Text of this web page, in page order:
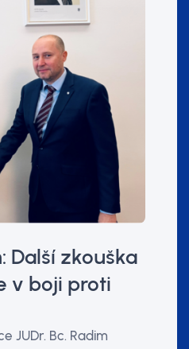
Další zkouška
v boji proti
JUDr. Bc. Radim